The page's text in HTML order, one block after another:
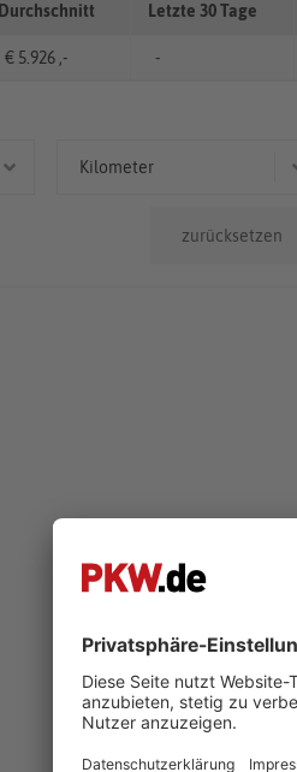
Durchschnitt Letzte 30 Tage
€ 5.926 ,- -
Kilometer
zurücksetzen